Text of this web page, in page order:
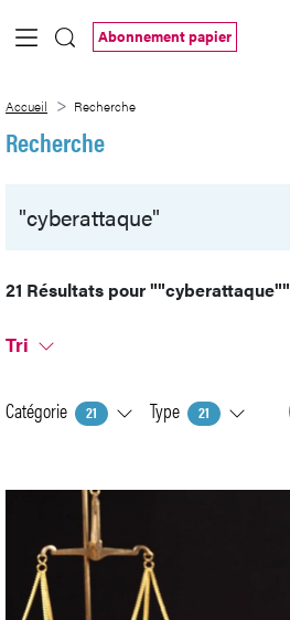
Saut au contenu principal
Abonnement papier
Accueil Recherche
Recherche
21 Résultats pour""cyberattaque""
Tri
Catégorie 21 Type 21